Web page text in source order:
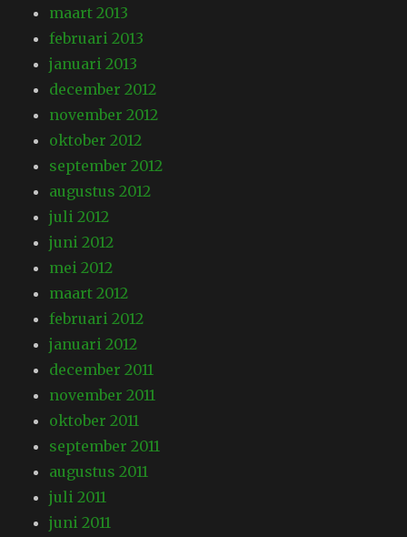
maart 2013
februari 2013
januari 2013
december 2012
november 2012
oktober 2012
september 2012
augustus 2012
juli 2012
juni 2012
mei 2012
maart 2012
februari 2012
januari 2012
december 2011
november 2011
oktober 2011
september 2011
augustus 2011
juli 2011
juni 2011